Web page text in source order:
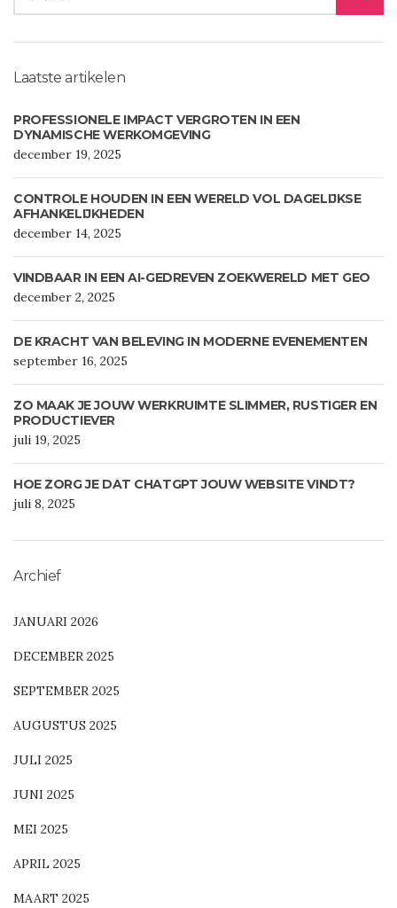
Laatste artikelen
PROFESSIONELE IMPACT VERGROTEN IN EEN
DYNAMISCHE WERKOMGEVING
december 19, 2025
CONTROLE HOUDEN IN EEN WERELD VOL DAGELIJKSE
AFHANKELIJKHEDEN
december 14, 2025
VINDBAAR IN EEN AI-GEDREVEN ZOEKWERELD MET GEO
december 2, 2025
DE KRACHT VAN BELEVING IN MODERNE EVENEMENTEN
september 16, 2025
ZO MAAK JE JOUW WERKRUIMTE SLIMMER, RUSTIGER EN
PRODUCTIEVER
juli 19, 2025
HOE ZORG JE DAT CHATGPT JOUW WEBSITE VINDT?
juli 8, 2025
Archief
JANUARI 2026
DECEMBER 2025
SEPTEMBER 2025
AUGUSTUS 2025
JULI 2025
JUNI 2025
MEI 2025
APRIL 2025
MAART 2025